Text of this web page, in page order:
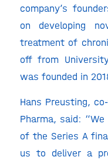
company’s
on developing
treatment of
off from
was founded in
Hans Preusting,
Pharma, said:
of the Series A
us to deliver a